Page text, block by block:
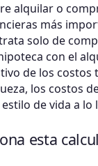
alquilar o
más
solo de
con el
de los costos
los costos
de vida a
esta